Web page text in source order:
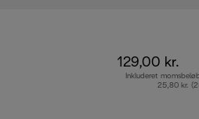
129,00 kr.
Inkluderet
25,80 kr.